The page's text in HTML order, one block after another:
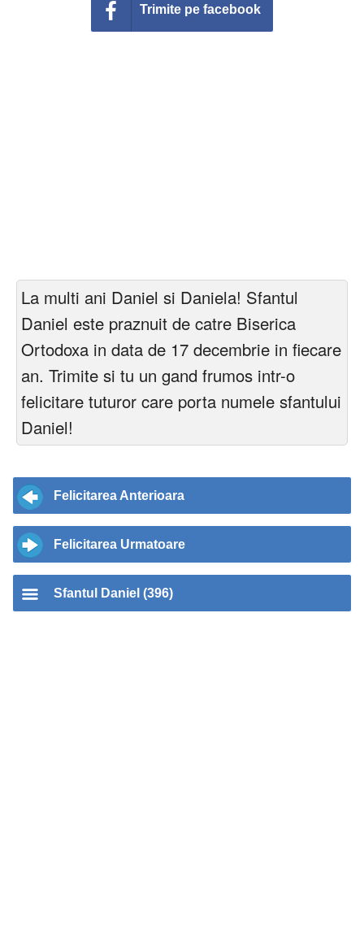
Trimite pe facebook
La multi ani Daniel si Daniela! Sfantul
Daniel este praznuit de catre Biserica
Ortodoxa in data de 17 decembrie in fiecare
an. Trimite si tu un gand frumos intr-o
felicitare tuturor care porta numele sfantului
Daniel!
Felicitarea Anterioara
Felicitarea Urmatoare
Sfantul Daniel (396)